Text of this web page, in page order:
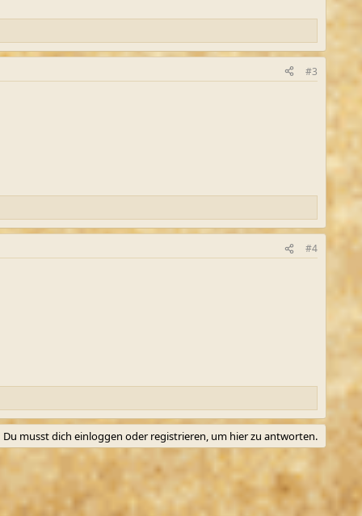
#3
#4
Du musst dich einloggen oder registrieren, um hier zu antworten.